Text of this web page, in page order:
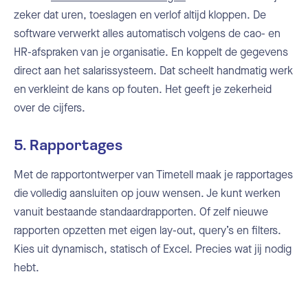
zeker dat uren, toeslagen en verlof altijd kloppen. De
software verwerkt alles automatisch volgens de cao- en
HR-afspraken van je organisatie. En koppelt de gegevens
direct aan het salarissysteem. Dat scheelt handmatig werk
en verkleint de kans op fouten. Het geeft je zekerheid
over de cijfers.
5. Rapportages
Met de rapportontwerper van Timetell maak je rapportages
die volledig aansluiten op jouw wensen. Je kunt werken
vanuit bestaande standaardrapporten. Of zelf nieuwe
rapporten opzetten met eigen lay-out, query’s en filters.
Kies uit dynamisch, statisch of Excel. Precies wat jij nodig
hebt.